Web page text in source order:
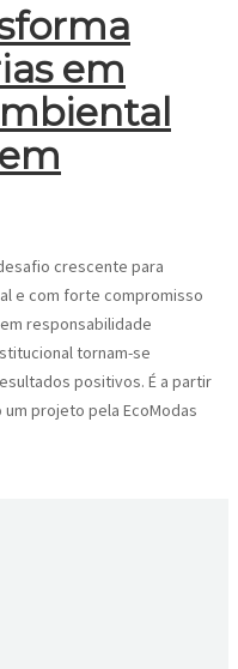
em
crescente para
e com forte compromisso
responsabilidade
tornam-se
positivos. É a partir
projeto pela EcoModas